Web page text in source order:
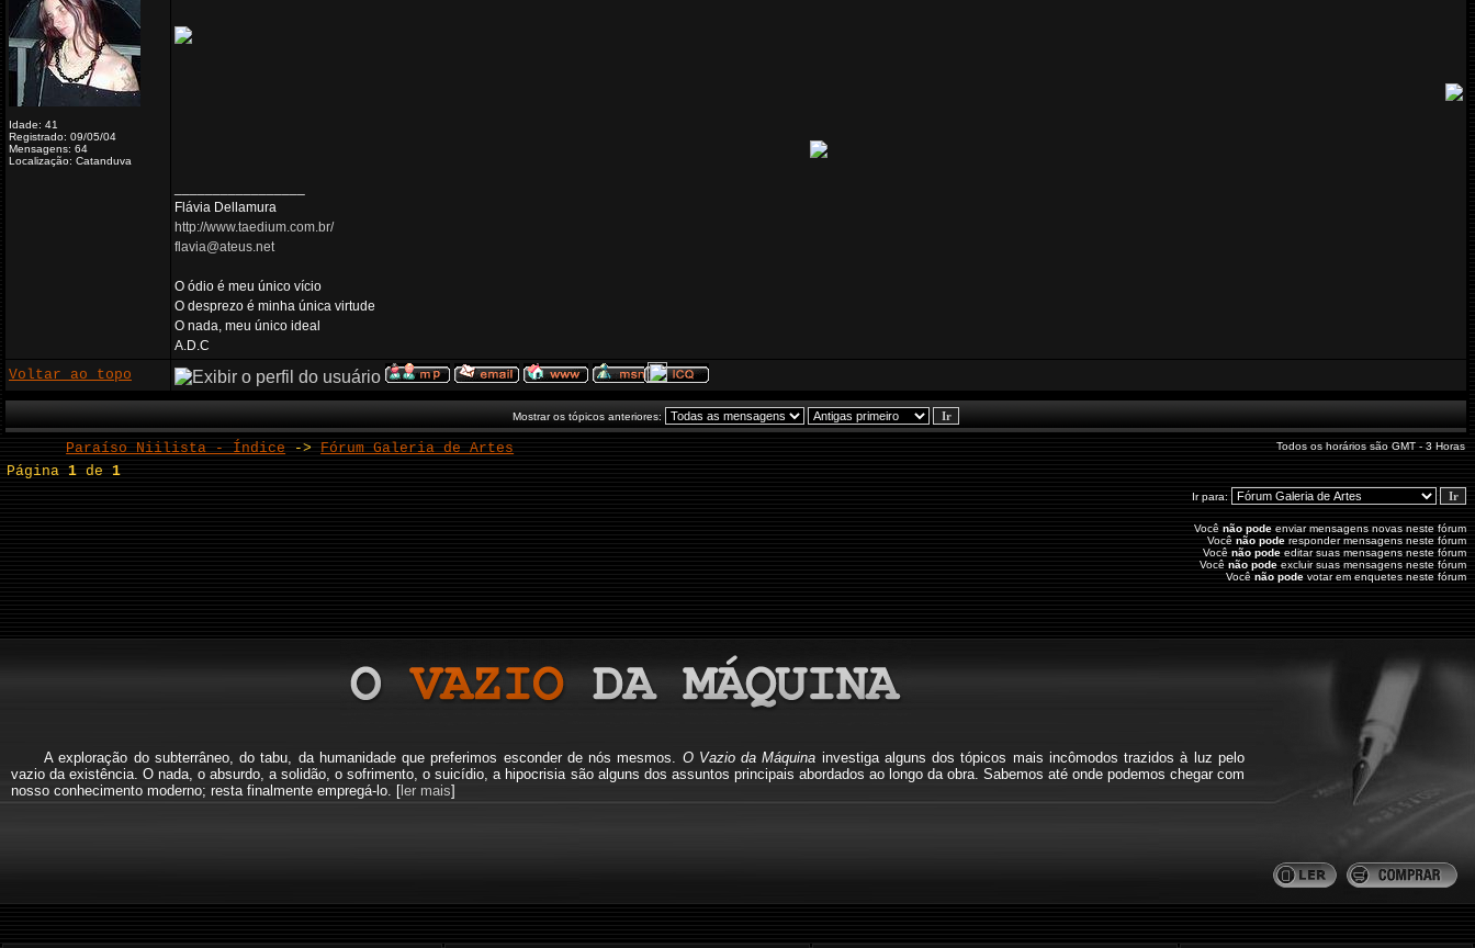
Idade: 41
Registrado: 09/05/04
Mensagens: 64
Localização: Catanduva
Flávia Dellamura
http://www.taedium.com.br/
flavia@ateus.net
O ódio é meu único vício
O desprezo é minha única virtude
O nada, meu único ideal
A.D.C
Voltar ao topo
Mostrar os tópicos anteriores:
Paraíso Niilista - Índice -> Fórum Galeria de Artes Todos os horários são GMT - 3 Horas
Página1 de1
Ir para:
Vocênão pode enviar mensagens novas neste fórum
Vocênão pode responder mensagens neste fórum
Vocênão pode editar suas mensagens neste fórum
Vocênão pode excluir suas mensagens neste fórum
Vocênão pode votar em enquetes neste fórum
A exploração do subterrâneo, do tabu, da humanidade que preferimos esconder de nós mesmos. O Vazio da Máquina investiga alguns dos tópicos mais incômodos trazidos à luz pelo
vazio da existência. O nada, o absurdo, a solidão, o sofrimento, o suicídio, a hipocrisia são alguns dos assuntos principais abordados ao longo da obra. Sabemos até onde podemos chegar com
nosso conhecimento moderno; resta finalmente empregá-lo. [ler mais]